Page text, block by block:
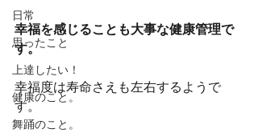
日常
思ったこと
上達したい！
健康のこと。
舞踊のこと。
幸福を感じることも大事な健康管理で
す。
幸福度は寿命さえも左右するようで
す。